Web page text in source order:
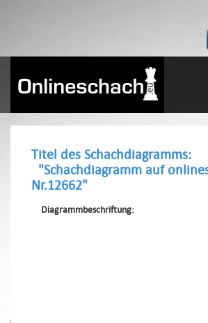
Titel des Schachdiagramms:
"Schachdiagramm auf
Nr.12662"
Diagrammbeschriftung: